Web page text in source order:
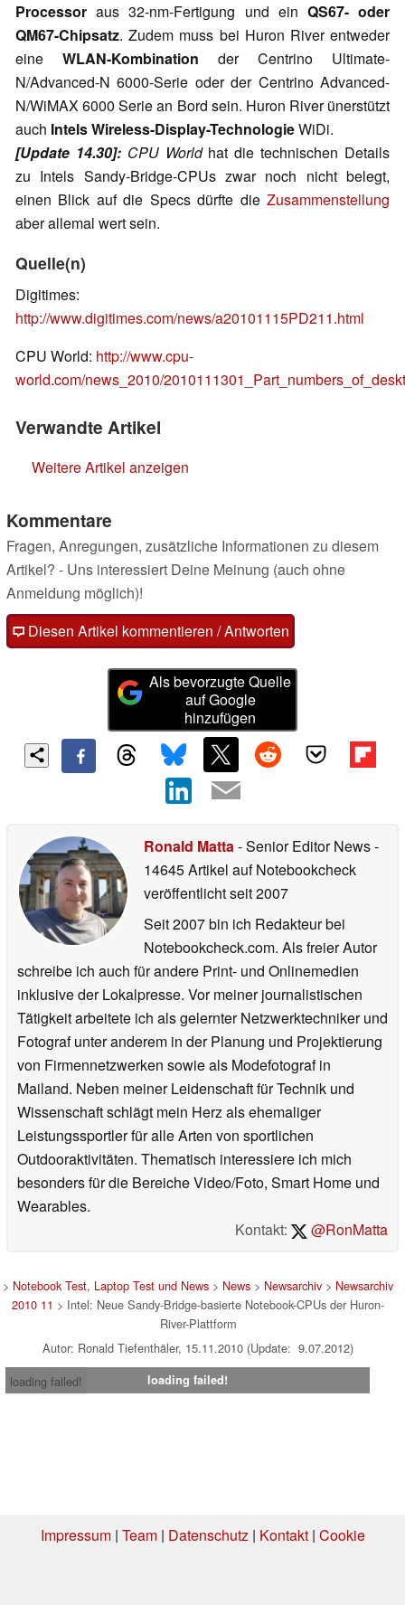
Processor aus 32-nm-Fertigung und ein QS67- oder
QM67-Chipsatz. Zudem muss bei Huron River entweder
eine WLAN-Kombination der Centrino Ultimate-
N/Advanced-N 6000-Serie oder der Centrino Advanced-
N/WiMAX 6000 Serie an Bord sein. Huron River ünerstützt
auch Intels Wireless-Display-TechnologieWiDi.
[Update 14.30]: CPU Worldhat die technischen Details
zu Intels Sandy-Bridge-CPUs zwar noch nicht belegt,
einen Blick auf die Specs dürfte die Zusammenstellung
aber allemal wert sein.
Quelle(n)
Digitimes:
http://www.digitimes.com/news/a20101115PD211.html
CPU World: http://www.cpu-
world.com/news_2010/
Verwandte Artikel
Weitere Artikel anzeigen
Kommentare
Fragen, Anregungen, zusätzliche Informationen zu diesem
Artikel? - Uns interessiert Deine Meinung (auch ohne
Anmeldung möglich)!
Diesen Artikel kommentieren / Antworten
Als bevorzugte Quelle
auf Google
hinzufügen
Ronald Matta- Senior Editor News-
14645 Artikel auf Notebookcheck
veröffentlichtseit 2007
Seit 2007 bin ich Redakteur bei
Notebookcheck.com. Als freier Autor
schreibe ich auch für andere Print- und Onlinemedien
inklusive der Lokalpresse. Vor meiner journalistischen
Tätigkeit arbeitete ich als gelernter Netzwerktechniker und
Fotograf unter anderem in der Planung und Projektierung
von Firmennetzwerken sowie als Modefotograf in
Mailand. Neben meiner Leidenschaft für Technik und
Wissenschaft schlägt mein Herz als ehemaliger
Leistungssportler für alle Arten von sportlichen
Outdooraktivitäten. Thematisch interessiere ich mich
besonders für die Bereiche Video/Foto, Smart Home und
Wearables.
Kontakt:
@RonMatta
> Notebook Test, Laptop Test und News > News > Newsarchiv > Newsarchiv
2010 11 > Intel: Neue Sandy-Bridge-basierte Notebook-CPUs der Huron-
River-Plattform
Autor: Ronald Tiefenthäler, 15.11.2010 (Update: 9.07.2012)
loading failed!
loading failed!
Impressum| Team| Datenschutz| Kontakt| Cookie